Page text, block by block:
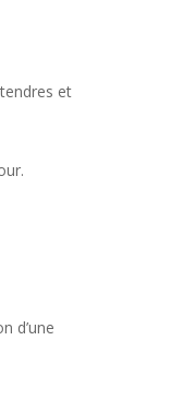
et
d’une